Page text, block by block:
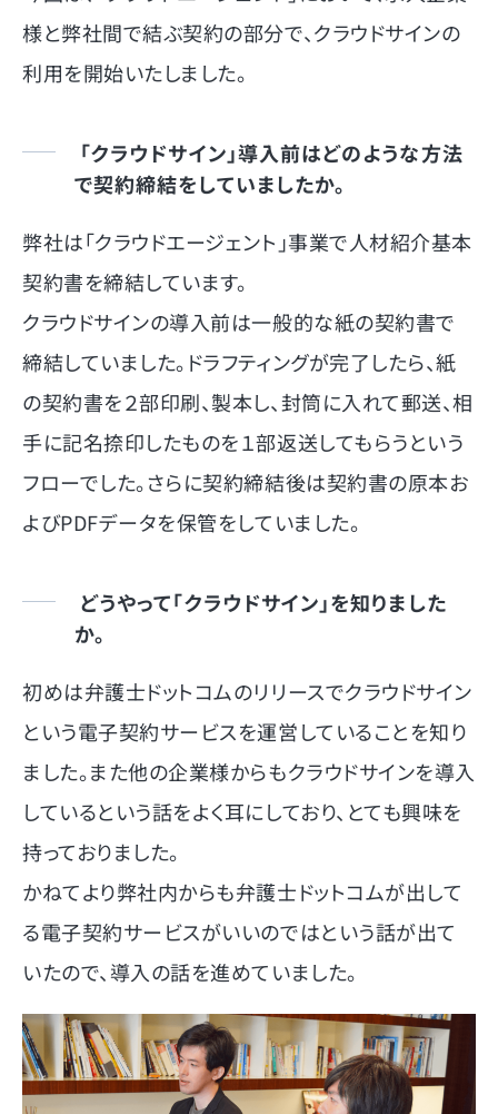
様と弊社間で結ぶ契約の部分で、クラウドサインの
利用を開始いたしました。
「クラウドサイン」導入前はどのような方法
で契約締結をしていましたか。
弊社は「クラウドエージェント」事業で人材紹介基本
契約書を締結しています。
クラウドサインの導入前は一般的な紙の契約書で
締結していました。ドラフティングが完了したら、紙
の契約書を２部印刷、製本し、封筒に入れて郵送、相
手に記名捺印したものを１部返送してもらうという
フローでした。さらに契約締結後は契約書の原本お
よびPDFデータを保管をしていました。
どうやって「クラウドサイン」を知りました
か。
初めは弁護士ドットコムのリリースでクラウドサイン
という電子契約サービスを運営していることを知り
ました。また他の企業様からもクラウドサインを導入
しているという話をよく耳にしており、とても興味を
持っておりました。
かねてより弊社内からも弁護士ドットコムが出して
る電子契約サービスがいいのではという話が出て
いたので、導入の話を進めていました。